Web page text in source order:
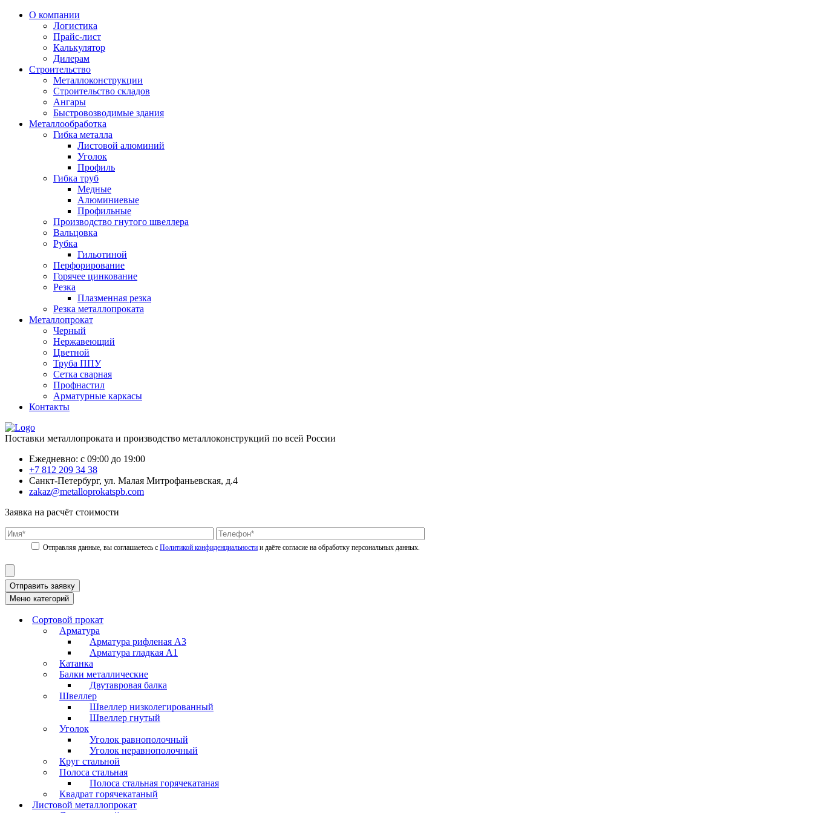
О компании
Логистика
Прайс-лист
Калькулятор
Дилерам
Строительство
Металлоконструкции
Строительство складов
Ангары
Быстровозводимые здания
Металлообработка
Гибка металла
Листовой алюминий
Уголок
Профиль
Гибка труб
Медные
Алюминиевые
Профильные
Производство гнутого швеллера
Вальцовка
Рубка
Гильотиной
Перфорирование
Горячее цинкование
Резка
Плазменная резка
Резка металлопроката
Металлопрокат
Черный
Нержавеющий
Цветной
Труба ППУ
Сетка сварная
Профнастил
Арматурные каркасы
Контакты
Поставки металлопроката и производство металлоконструкций по всей России
Ежедневно: с 09:00 до 19:00
+7 812 209 34 38
Санкт-Петербург, ул. Малая Митрофаньевская, д.4
zakaz@metalloprokatspb.com
Заявка на расчёт стоимости
Политикой конфиденциальности
Отправить заявку
Меню категорий
Сортовой прокат
Арматура
Арматура рифленая А3
Арматура гладкая А1
Катанка
Балки металлические
Двутавровая балка
Швеллер
Швеллер низколегированный
Швеллер гнутый
Уголок
Уголок равнополочный
Уголок неравнополочный
Круг стальной
Полоса стальная
Полоса стальная горячекатаная
Квадрат горячекатаный
Листовой металлопрокат